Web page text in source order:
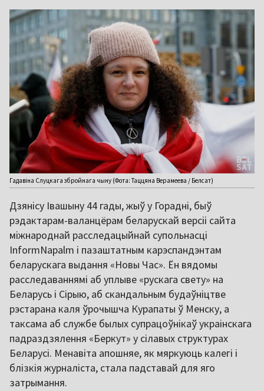
Гадавіна Слуцкага збройнага чыну (Фота: Таццяна Верамеева / Белсат)
Дзянісу Івашыну 44 гады, жыў у Горадні, быў
рэдактарам-валанцёрам беларускай версіі сайта
міжнароднай расследацыйнай супольнасці
InformNapalm і пазаштатным карэспандэнтам
беларускага выдання «Новы Час». Ён вядомы
расследаваннямі аб уплыве «рускага свету» на
Беларусь і Сірыю, аб скандальным будаўніцтве
рэстарана каля ўрочышча Курапаты ў Менску, а
таксама аб службе былых супрацоўнікаў украінскага
падраздзялення «Беркут» у сілавых структурах
Беларусі. Менавіта апошняе, як мяркуюць калегі і
блізкія журналіста, стала падставай для яго
затрымання.